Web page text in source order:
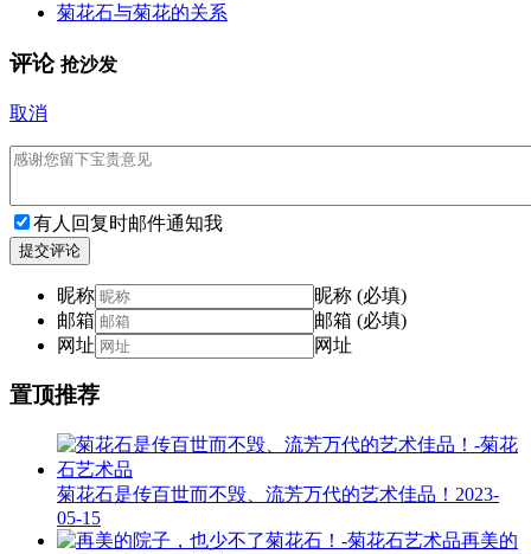
菊花石与菊花的关系
评论 抢沙发
取消
有人回复时邮件通知我
提交评论
昵称
昵称 (必填)
邮箱
邮箱 (必填)
网址
网址
置顶推荐
菊花石是传百世而不毁、流芳万代的艺术佳品！ 2023-
05-15
再美的